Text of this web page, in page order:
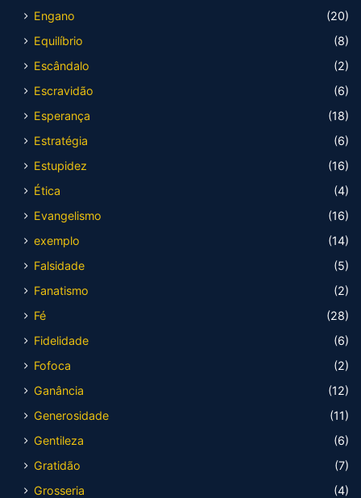
Engano
(20)
Equilíbrio
(8)
Escândalo
(2)
Escravidão
(6)
Esperança
(18)
Estratégia
(6)
Estupidez
(16)
Ética
(4)
Evangelismo
(16)
exemplo
(14)
Falsidade
(5)
Fanatismo
(2)
Fé
(28)
Fidelidade
(6)
Fofoca
(2)
Ganância
(12)
Generosidade
(11)
Gentileza
(6)
Gratidão
(7)
Grosseria
(4)